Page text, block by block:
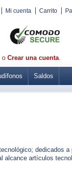
o Crear una cuenta.
Mi cuenta Carrito
Saldos
dedicados
alcance artículos